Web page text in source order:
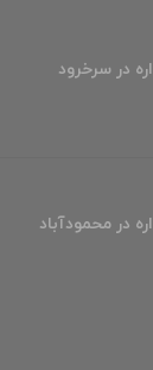
در سرخرود
در محمودآباد